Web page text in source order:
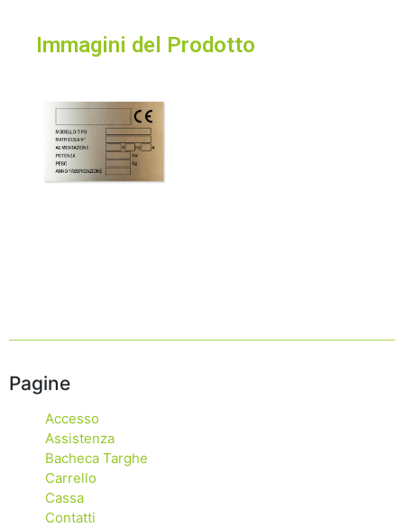
Immagini del Prodotto
Pagine
Accesso
Assistenza
Bacheca Targhe
Carrello
Cassa
Contatti